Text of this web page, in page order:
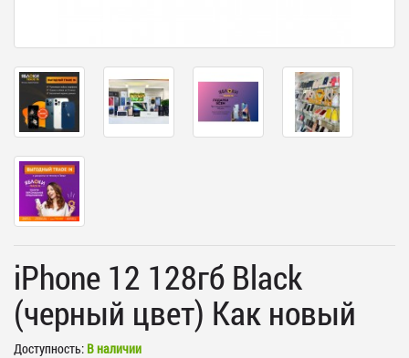
iPhone 12 128гб Black
(черный цвет) Как новый
Доступность: В наличии